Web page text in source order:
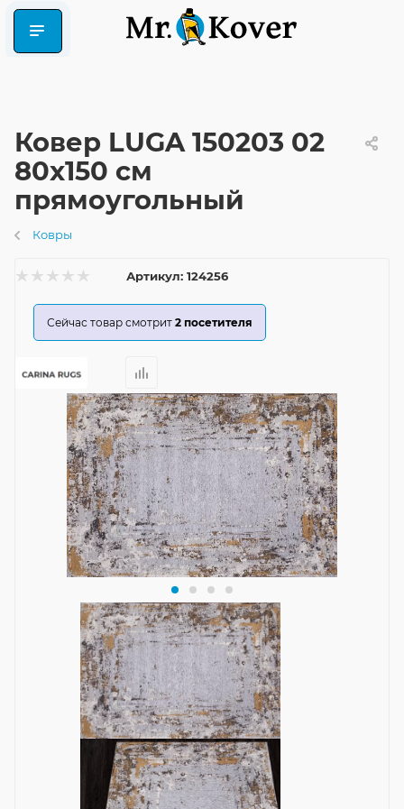
Ковер LUGA 150203 02
80x150 см
прямоугольный
Ковры
Артикул: 124256
Сейчас товар смотрит 2 посетителя